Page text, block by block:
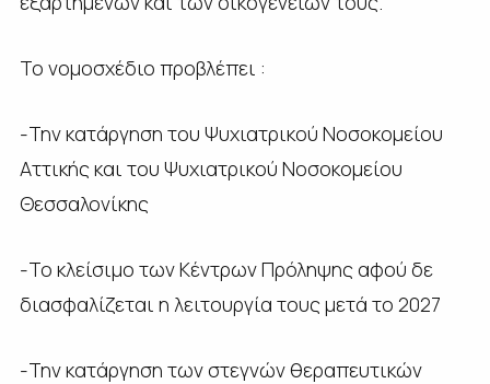
Το νομοσχέδιο προβλέπει :
-Την κατάργηση του Ψυχιατρικού Νοσοκομείου
Αττικής και του Ψυχιατρικού Νοσοκομείου
Θεσσαλονίκης
-Το κλείσιμο των Κέντρων Πρόληψης αφού δε
διασφαλίζεται η λειτουργία τους μετά το 2027
-Την κατάργηση των στεγνών θεραπευτικών